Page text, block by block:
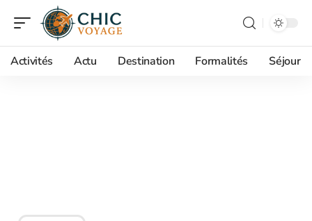
Activités Actu Destination Formalités Séjour